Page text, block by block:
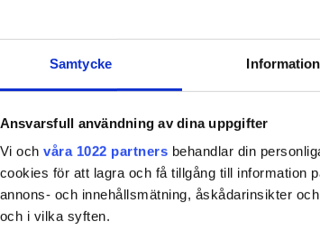
Samtycke Information
Ansvarsfull användning av dina uppgifter
Vi och våra 1022 partners behandlar din
cookies för att lagra och få tillgång till information
annons- och innehållsmätning, åskådarinsikter
och i vilka syften.
slutar fungera eller att
problem som ökat över tid.
TILLVERKARE KRÄVER
att man spolar
men ibland behövs med avancerade
SPOLAR FINNS DET RISK
Därför bör man spola mer noggrant
frekvenser.
MONTÖREN: